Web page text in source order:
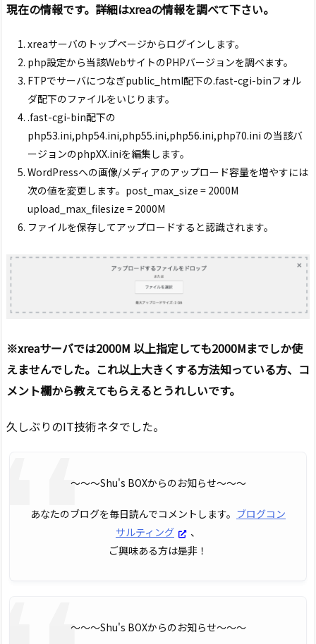
現在の情報です。詳細はxreaの情報を調べて下さい。
xreaサーバのトップページからログインします。
php設定から当該WebサイトのPHPバージョンを調べます。
FTPでサーバにつなぎpublic_html配下の.fast-cgi-binフォル
ダ配下のファイルをいじります。
.fast-cgi-bin配下の
php53.ini,php54.ini,php55.ini,php56.ini,php70.ini の当該バ
ージョンのphpXX.iniを編集します。
WordPressへの画像/メディアのアップロード容量を増やすには
次の値を変更します。post_max_size = 2000M
upload_max_filesize = 2000M
ファイルを保存してアップロードすると認識されます。
※xreaサーバでは2000M 以上指定しても2000Mまでしか使
えませんでした。これ以上大きくする方法知っている方、コ
メント欄から教えてもらえるとうれしいです。
久しぶりのIT技術ネタでした。
〜〜〜Shu's BOXからのお知らせ〜〜〜
あなたのブログを毎日読んでコメントします。 ブログコン
サルティング
、
ご興味ある方は是非！
〜〜〜Shu's BOXからのお知らせ〜〜〜